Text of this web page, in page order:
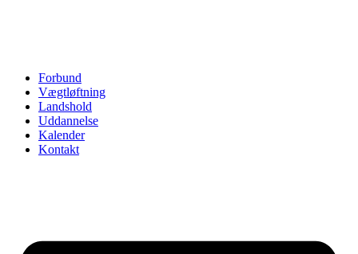
Forbund
Vægtløftning
Landshold
Uddannelse
Kalender
Kontakt